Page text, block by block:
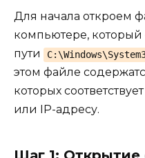
Для начала откроем
компьютере,
пути
этом файле
которых
или IP-адресу.